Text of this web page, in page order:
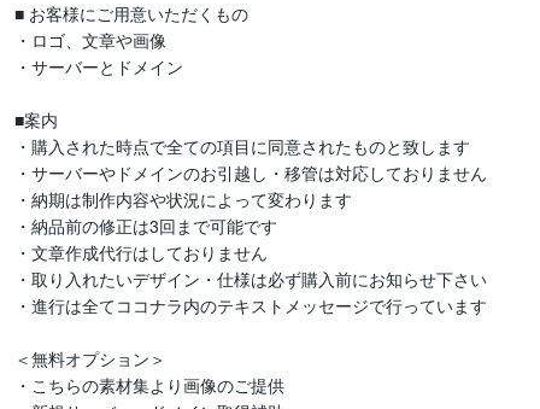
■ お客様にご用意いただくもの
・ロゴ、文章や画像
・サーバーとドメイン
■案内
・購入された時点で全ての項目に同意されたものと致します
・サーバーやドメインのお引越し・移管は対応しておりません
・納期は制作内容や状況によって変わります
・納品前の修正は3回まで可能です
・文章作成代行はしておりません
・取り入れたいデザイン・仕様は必ず購入前にお知らせ下さい
・進行は全てココナラ内のテキストメッセージで行っています
＜無料オプション＞
・こちらの素材集より画像のご提供